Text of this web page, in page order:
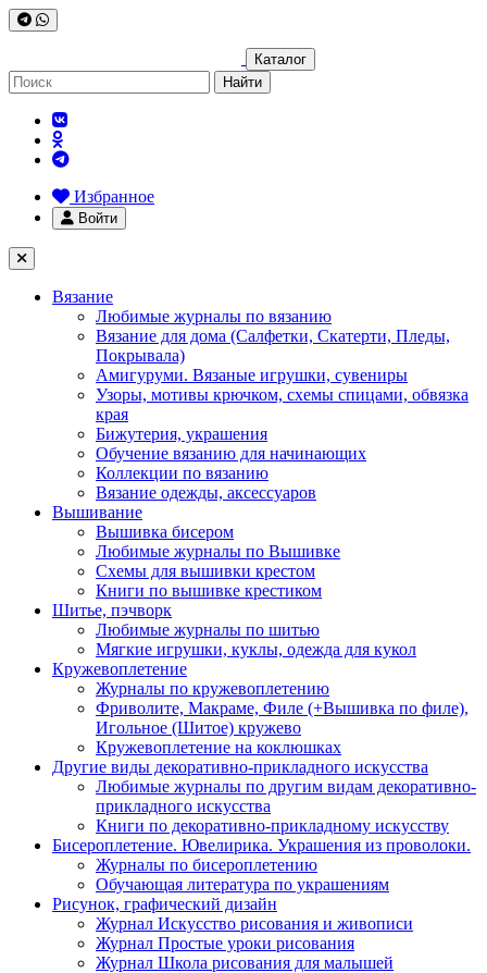
Каталог
Найти
Избранное
Войти
Вязание
Любимые журналы по вязанию
Вязание для дома (Салфетки, Скатерти, Пледы,
Покрывала)
Амигуруми. Вязаные игрушки, сувениры
Узоры, мотивы крючком, схемы спицами, обвязка
края
Бижутерия, украшения
Обучение вязанию для начинающих
Коллекции по вязанию
Вязание одежды, аксессуаров
Вышивание
Вышивка бисером
Любимые журналы по Вышивке
Схемы для вышивки крестом
Книги по вышивке крестиком
Шитье, пэчворк
Любимые журналы по шитью
Мягкие игрушки, куклы, одежда для кукол
Кружевоплетение
Журналы по кружевоплетению
Фриволите, Макраме, Филе (+Вышивка по филе),
Игольное (Шитое) кружево
Кружевоплетение на коклюшках
Другие виды декоративно-прикладного искусства
Любимые журналы по другим видам декоративно-
прикладного искусства
Книги по декоративно-прикладному искусству
Бисероплетение. Ювелирика. Украшения из проволоки.
Журналы по бисероплетению
Обучающая литература по украшениям
Рисунок, графический дизайн
Журнал Искусство рисования и живописи
Журнал Простые уроки рисования
Журнал Школа рисования для малышей